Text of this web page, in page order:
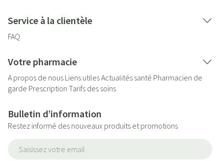
Service à la clientèle
FAQ
Votre pharmacie
A propos de nous Liens utilesActualités santé Pharmacien de
garde Prescription Tarifs des soins
Bulletin d’information
Restez informé des nouveaux produits et promotions